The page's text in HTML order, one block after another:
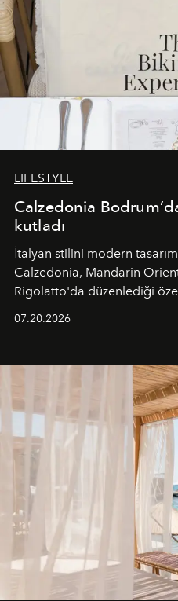
LIFESTYLE
Calzedonia
kutladı
İtalyan stilini modern
Calzedonia, Mandarin
Rigolatto'da düzenlediği
07.20.2026